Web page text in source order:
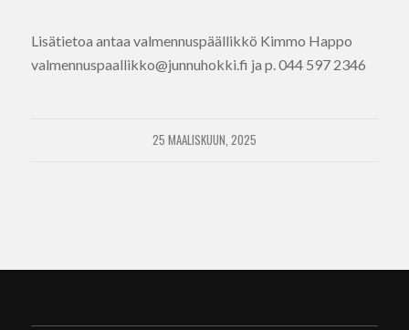
Lisätietoa antaa valmennuspäällikkö Kimmo Happo
valmennuspaallikko@junnuhokki.fi ja p. 044 597 2346
25 MAALISKUUN, 2025